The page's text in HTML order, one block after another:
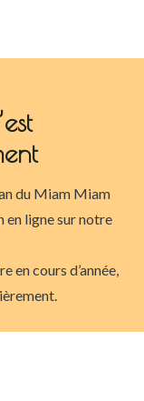
du Miam Miam
en ligne sur notre
en cours d’année,